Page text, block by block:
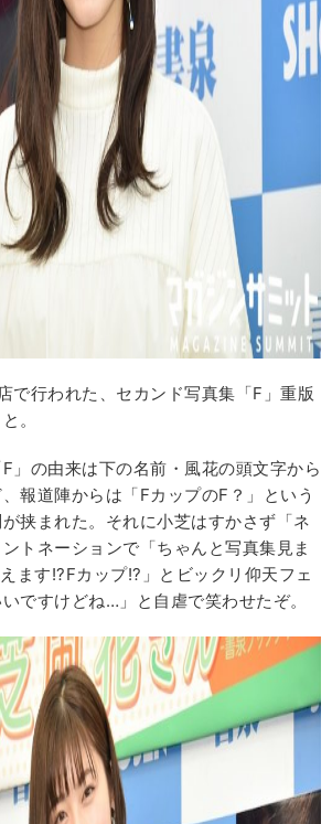
で行われた、セカンド写真集「F」重版
。
」の由来は下の名前・風花の頭文字から
報道陣からは「FカップのF？」という
挟まれた。それに小芝はすかさず「ネ
トネーションで「ちゃんと写真集見ま
ます!?Fカップ!?」とビックリ仰天フェ
ですけどね…」と自虐で笑わせたぞ。